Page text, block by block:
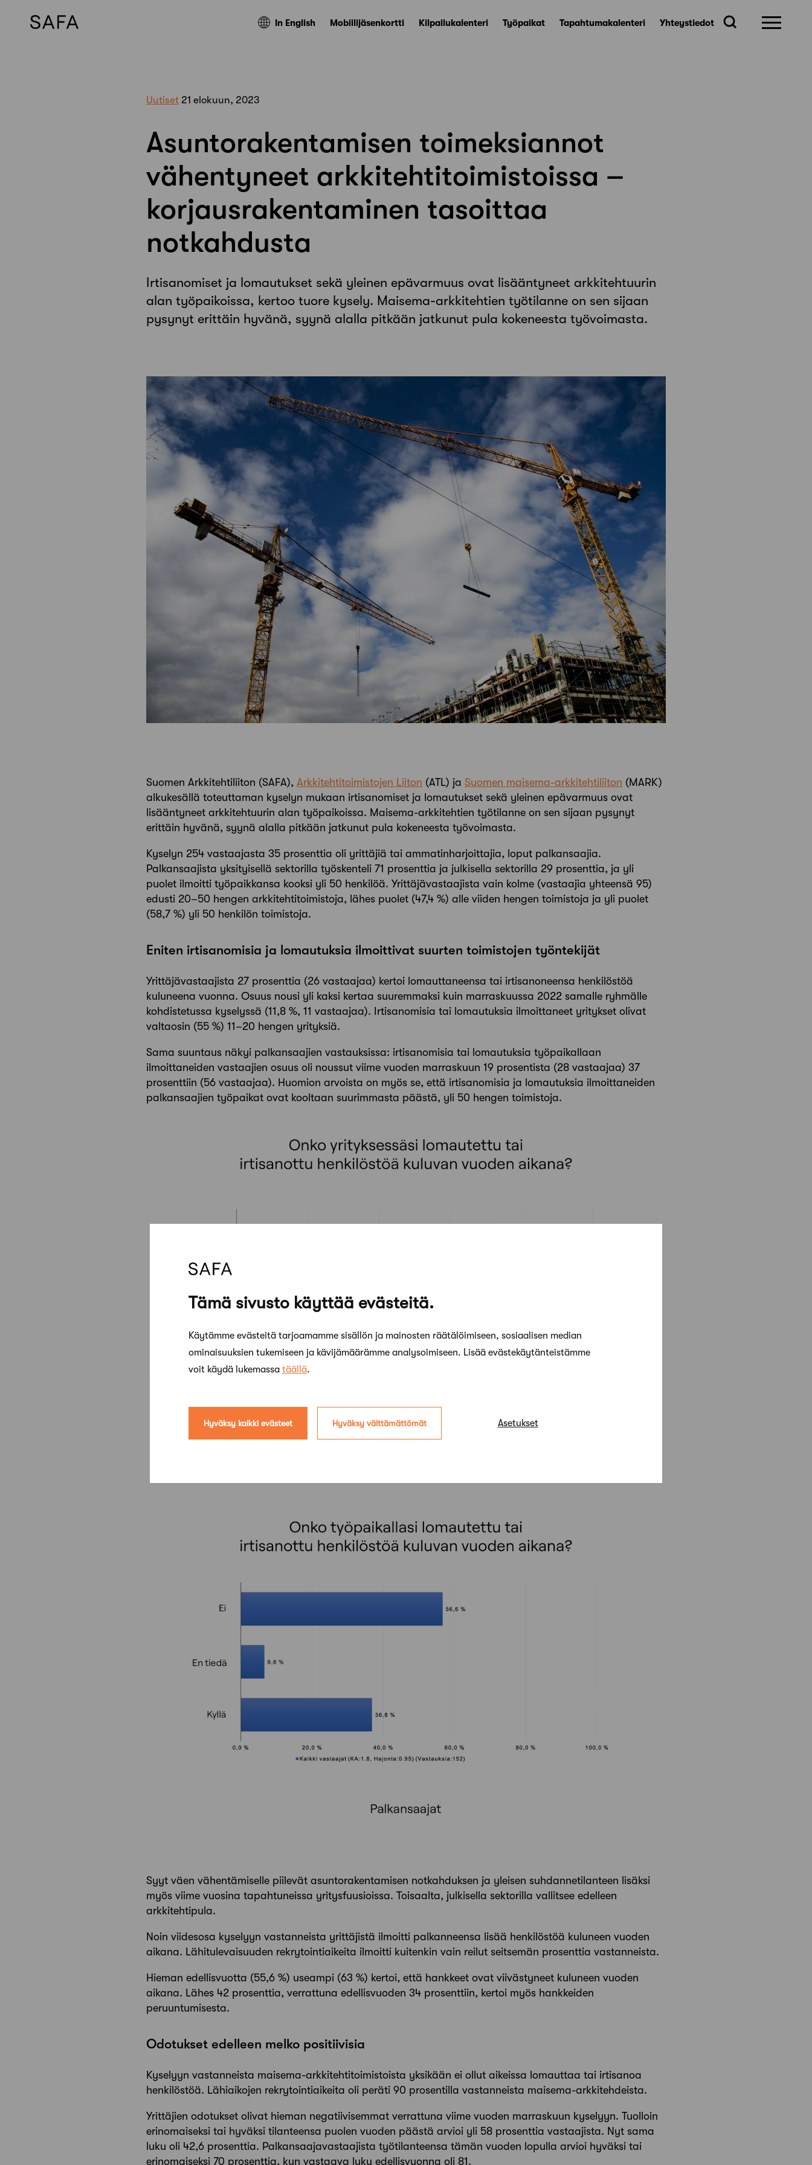
Tämä sivusto käyttää evästeitä.
Käytämme evästeitä tarjoamamme sisällön ja mainosten räätälöimiseen, sosiaalisen median
ominaisuuksien tukemiseen ja kävijämäärämme analysoimiseen. Lisää evästekäytänteistämme
voit käydä lukemassa täällä.
Hyväksy kaikki evästeet Hyväksy välttämättömät Asetukset
In English Mobiilijäsenkortti Kilpailukalenteri Työpaikat Tapahtumakalenteri Yhteystiedot
Uutiset 21 elokuun, 2023
Asuntorakentamisen toimeksiannot
vähentyneet arkkitehtitoimistoissa –
korjausrakentaminen tasoittaa
notkahdusta
Irtisanomiset ja lomautukset sekä yleinen epävarmuus ovat lisääntyneet arkkitehtuurin
alan työpaikoissa, kertoo tuore kysely. Maisema-arkkitehtien työtilanne on sen sijaan
pysynyt erittäin hyvänä, syynä alalla pitkään jatkunut pula kokeneesta työvoimasta.
Suomen Arkkitehtiliiton (SAFA), Arkkitehtitoimistojen Liiton (ATL) ja Suomen maisema-arkkitehtiliiton (MARK)
alkukesällä toteuttaman kyselyn mukaan irtisanomiset ja lomautukset sekä yleinen epävarmuus ovat
lisääntyneet arkkitehtuurin alan työpaikoissa. Maisema-arkkitehtien työtilanne on sen sijaan pysynyt
erittäin hyvänä, syynä alalla pitkään jatkunut pula kokeneesta työvoimasta.
Kyselyn 254 vastaajasta 35 prosenttia oli yrittäjiä tai ammatinharjoittajia, loput palkansaajia.
Palkansaajista yksityisellä sektorilla työskenteli 71 prosenttia ja julkisella sektorilla 29 prosenttia, ja yli
puolet ilmoitti työpaikkansa kooksi yli 50 henkilöä. Yrittäjävastaajista vain kolme (vastaajia yhteensä 95)
edusti 20–50 hengen arkkitehtitoimistoja, lähes puolet (47,4 %) alle viiden hengen toimistoja ja yli puolet
(58,7 %) yli 50 henkilön toimistoja.
Eniten irtisanomisia ja lomautuksia ilmoittivat suurten toimistojen työntekijät
Yrittäjävastaajista 27 prosenttia (26 vastaajaa) kertoi lomauttaneensa tai irtisanoneensa henkilöstöä
kuluneena vuonna. Osuus nousi yli kaksi kertaa suuremmaksi kuin marraskuussa 2022 samalle ryhmälle
kohdistetussa kyselyssä (11,8 %, 11 vastaajaa). Irtisanomisia tai lomautuksia ilmoittaneet yritykset olivat
valtaosin (55 %) 11–20 hengen yrityksiä.
Sama suuntaus näkyi palkansaajien vastauksissa: irtisanomisia tai lomautuksia työpaikallaan
ilmoittaneiden vastaajien osuus oli noussut viime vuoden marraskuun 19 prosentista (28 vastaajaa) 37
prosenttiin (56 vastaajaa). Huomion arvoista on myös se, että irtisanomisia ja lomautuksia ilmoittaneiden
palkansaajien työpaikat ovat kooltaan suurimmasta päästä, yli 50 hengen toimistoja.
Syyt väen vähentämiselle piilevät asuntorakentamisen notkahduksen ja yleisen suhdannetilanteen lisäksi
myös viime vuosina tapahtuneissa yritysfuusioissa. Toisaalta, julkisella sektorilla vallitsee edelleen
arkkitehtipula.
Noin viidesosa kyselyyn vastanneista yrittäjistä ilmoitti palkanneensa lisää henkilöstöä kuluneen vuoden
aikana. Lähitulevaisuuden rekrytointiaikeita ilmoitti kuitenkin vain reilut seitsemän prosenttia vastanneista.
Hieman edellisvuotta (55,6 %) useampi (63 %) kertoi, että hankkeet ovat viivästyneet kuluneen vuoden
aikana. Lähes 42 prosenttia, verrattuna edellisvuoden 34 prosenttiin, kertoi myös hankkeiden
peruuntumisesta.
Odotukset edelleen melko positiivisia
Kyselyyn vastanneista maisema-arkkitehtitoimistoista yksikään ei ollut aikeissa lomauttaa tai irtisanoa
henkilöstöä. Lähiaikojen rekrytointiaikeita oli peräti 90 prosentilla vastanneista maisema-arkkitehdeista.
Yrittäjien odotukset olivat hieman negatiivisemmat verrattuna viime vuoden marraskuun kyselyyn. Tuolloin
erinomaiseksi tai hyväksi tilanteensa puolen vuoden päästä arvioi yli 58 prosenttia vastaajista. Nyt sama
luku oli 42,6 prosenttia. Palkansaajavastaajista työtilanteensa tämän vuoden lopulla arvioi hyväksi tai
erinomaiseksi 70 prosenttia, kun vastaava luku edellisvuonna oli 81.